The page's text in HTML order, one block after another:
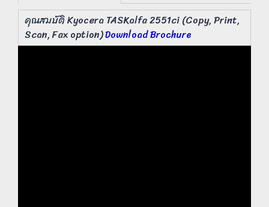
คุณสมบัติ Kyocera TASKalfa 2551ci (Copy, Print,
Scan, Fax option)Download Brochure